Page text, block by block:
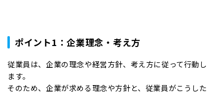
ポイント1：企業理念・考え方
従業員は、企業の理念や経営方針、考え方に従って行動し
ます。
そのため、企業が求める理念や方針と、従業員がこうした